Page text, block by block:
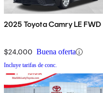
2025 Toyota Camry LE FWD
$24,000 Buena oferta
Incluye tarifas de conc.